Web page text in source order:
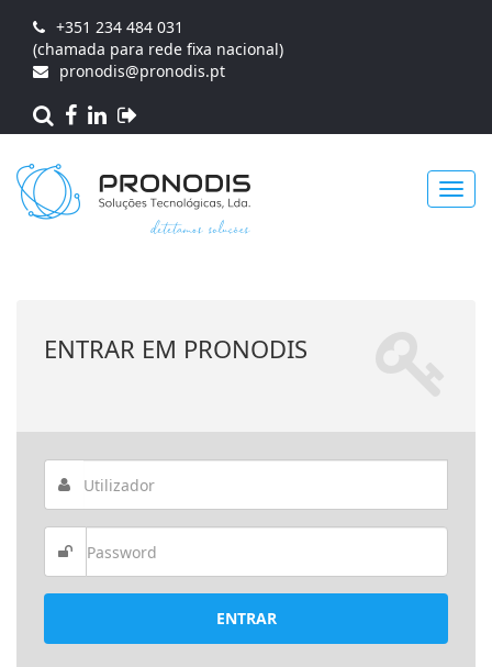
+351 234 484 031
(chamada para rede fixa nacional)
pronodis@pronodis.pt
ENTRAR EM PRONODIS
ENTRAR